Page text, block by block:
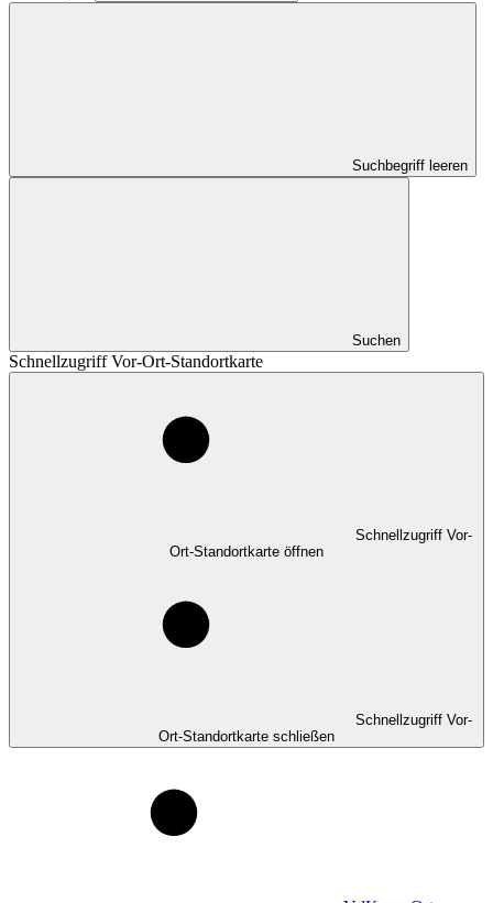
Suchbegriff leeren
Suchen
Schnellzugriff Vor-Ort-Standortkarte
Schnellzugriff Vor-
Ort-Standortkarte öffnen
Schnellzugriff Vor-
Ort-Standortkarte schließen